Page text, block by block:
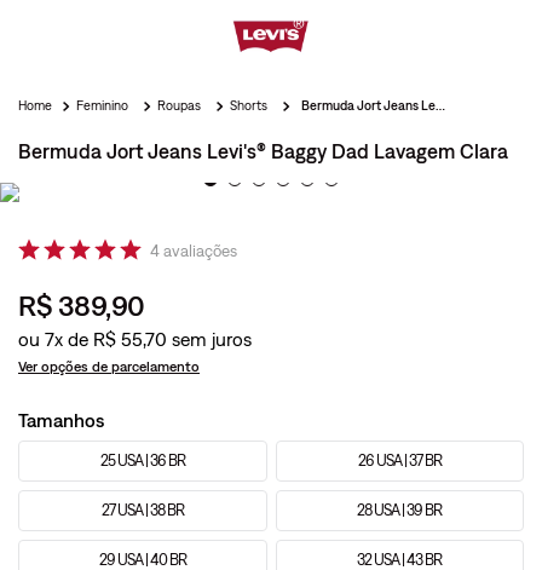
Feminino Roupas Shorts
Bermuda Jort Jeans Levi's® Baggy Dad Lavagem Clara
4avaliações
R$ 389,90
ou 7x de R$ 55,70
Ver opções de parcelamento
Tamanhos
25 USA | 36 BR 26 USA | 37 BR
27 USA | 38 BR 28 USA | 39 BR
29 USA | 40 BR 32 USA | 43 BR